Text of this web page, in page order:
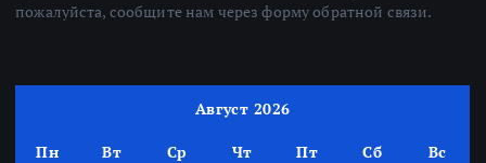
пожалуйста, сообщите нам через форму обратной связи.
Август 2026
Пн Вт Ср Чт Пт Сб
Вс